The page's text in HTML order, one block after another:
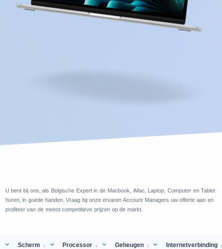
U bent bij ons, als Belgische Expert in de Macbook, iMac, Laptop, Computer en Tablet
huren, in goede handen. Vraag bij onze ervaren Account Managers uw offerte aan en
profiteer van de meest competitieve prijzen op de markt.
Scherm : Processor : Geheugen : Internetverbinding